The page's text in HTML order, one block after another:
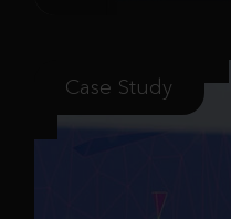
Case Study